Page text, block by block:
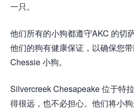
一只。
他们所有的小狗都遵守AKC 的切
他们的狗有健康保证，以确保您
Chessie 小狗。
Silvercreek Chesapeake 位于特
得很远，也不必担心。他们将小